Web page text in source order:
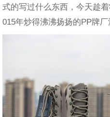
式的写过什么东西，今天趁
015年炒得沸沸扬扬的PP牌厂